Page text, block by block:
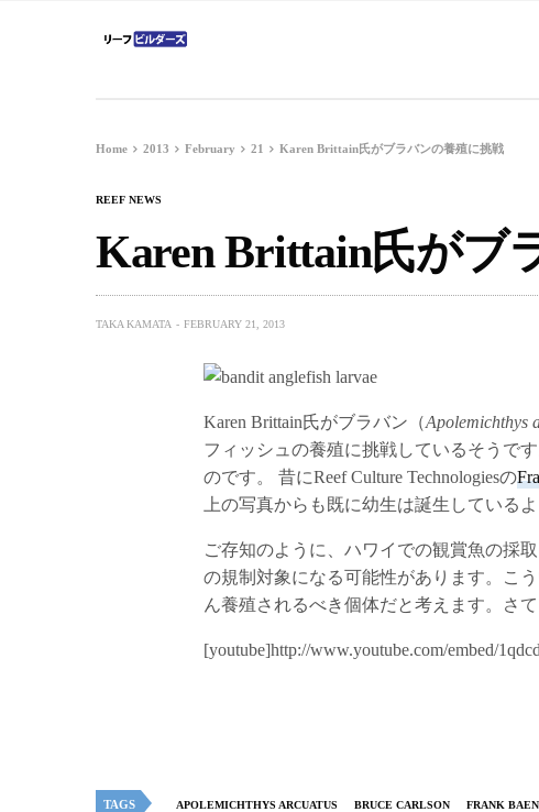
Home 2013 February 21 Karen Brittain氏がブラバンの養殖に挑戦
REEF NEWS
Karen Brittain氏がブ
TAKA KAMATA FEBRUARY 21, 2013
Karen Brittain氏がブラバン（Apolemichthys
フィッシュの養殖に挑戦しているそうで
のです。 昔にReef Culture Technologiesの
上の写真からも既に幼生は誕生しているよ
ご存知のように、ハワイでの観賞魚の採
の規制対象になる可能性があります。こ
ん養殖されるべき個体だと考えます。さ
[youtube]http://www.youtube.com/embed/
TAGS APOLEMICHTHYS ARCUATUS BRUCE CARLSON FRANK